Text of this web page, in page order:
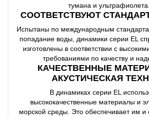
тумана и ультрафиолета.
СООТВЕТСТВУЮТ
Испытаны по международным
попадание воды, динамики серии EL
изготовлены в соответствии с
требованиями по качеству и
КАЧЕСТВЕННЫЕ
АКУСТИЧЕСКАЯ
В динамиках серии EL
высококачественные материалы и
морской среды. Это обеспечивает им и